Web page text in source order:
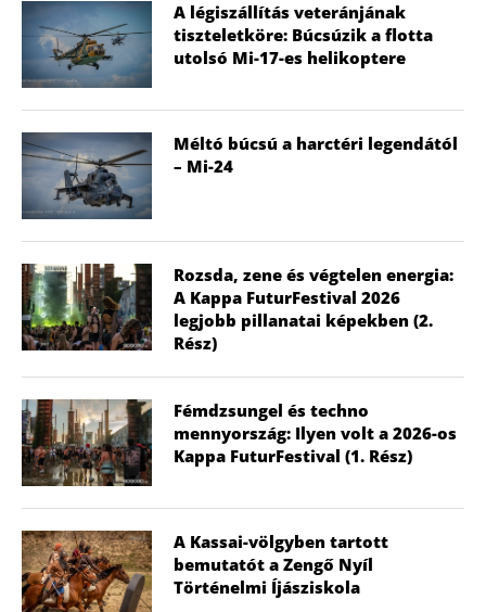
A légiszállítás veteránjának
tiszteletköre: Búcsúzik a flotta
utolsó Mi-17-es helikoptere
Méltó búcsú a harctéri legendától
– Mi-24
Rozsda, zene és végtelen energia:
A Kappa FuturFestival 2026
legjobb pillanatai képekben (2.
Rész)
Fémdzsungel és techno
mennyország: Ilyen volt a 2026-os
Kappa FuturFestival (1. Rész)
A Kassai-völgyben tartott
bemutatót a Zengő Nyíl
Történelmi Íjásziskola